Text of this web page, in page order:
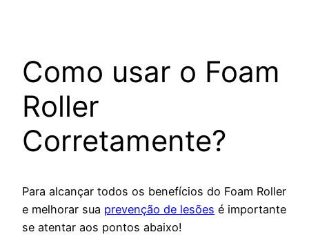
Como usar o Foam
Roller
Corretamente?
Para alcançar todos os benefícios do Foam Roller
e melhorar sua prevenção de lesões é importante
se atentar aos pontos abaixo!